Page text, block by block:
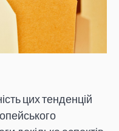
цих тенденцій